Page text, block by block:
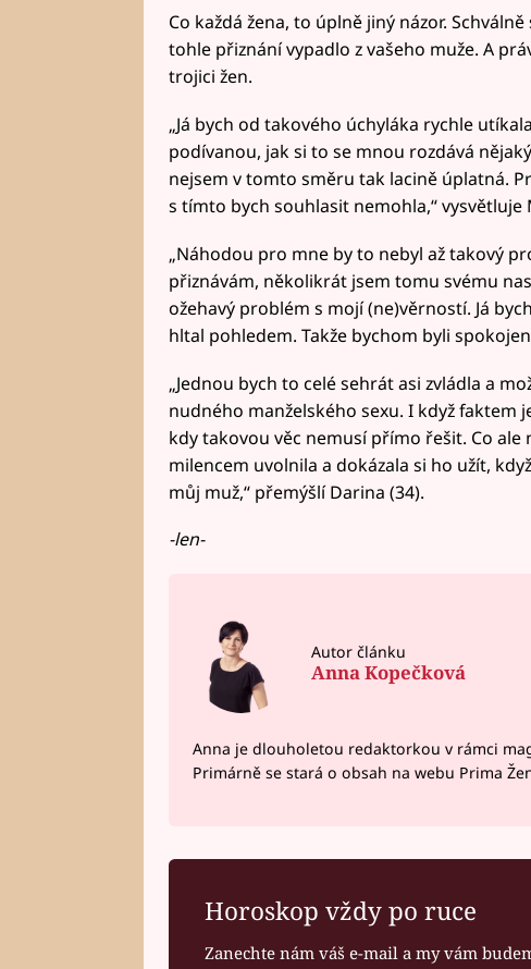
Co každá žena, to úplně jiný názor.
tohle přiznání vypadlo z vašeho muže. A
trojici žen.
„Já bych od takového úchyláka rychle
podívanou, jak si to se mnou rozdává
nejsem v tomto směru tak lacině úplatná.
s tímto bych souhlasit nemohla,“ vysvětluje
„Náhodou pro mne by to nebyl až takový
přiznávám, několikrát jsem tomu svému
ožehavý problém s mojí (ne)věrností. Já
hltal pohledem. Takže bychom byli
„Jednou bych to celé sehrát asi zvládla a
nudného manželského sexu. I když faktem
kdy takovou věc nemusí přímo řešit. Co ale
milencem uvolnila a dokázala si ho užít,
můj muž,“ přemýšlí Darina (34).
-len-
Autor článku
Anna Kopečková
Anna je dlouholetou redaktorkou v rámci
Primárně se stará o obsah na webu Prima
Horoskop vždy po ruce
Zanechte nám váš e-mail a my vám